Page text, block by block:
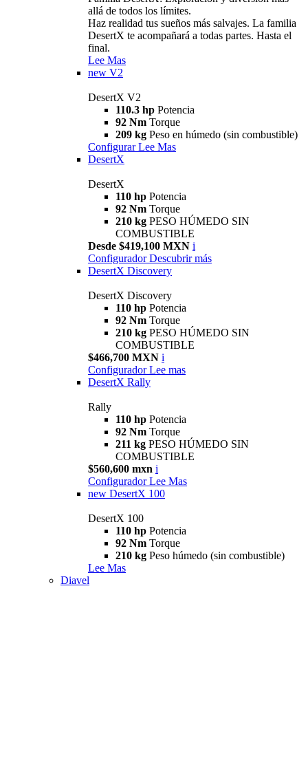
allá de todos los límites.
Haz realidad tus sueños más salvajes. La familia
DesertX te acompañará a todas partes. Hasta el
final.
Lee Mas
new V2
DesertX V2
110.3 hp Potencia
92 Nm Torque
209 kg Peso en húmedo (sin combustible)
Configurar Lee Mas
DesertX
DesertX
110 hp Potencia
92 Nm Torque
210 kg PESO HÚMEDO SIN
COMBUSTIBLE
Desde $419,100 MXN i
Configurador Descubrir más
DesertX Discovery
DesertX Discovery
110 hp Potencia
92 Nm Torque
210 kg PESO HÚMEDO SIN
COMBUSTIBLE
$466,700 MXN i
Configurador Lee mas
DesertX Rally
Rally
110 hp Potencia
92 Nm Torque
211 kg PESO HÚMEDO SIN
COMBUSTIBLE
$560,600 mxn i
Configurador Lee Mas
new DesertX 100
DesertX 100
110 hp Potencia
92 Nm Torque
210 kg Peso húmedo (sin combustible)
Lee Mas
Diavel